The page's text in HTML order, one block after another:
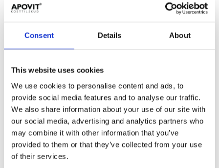
Consent Details About
This website uses cookies
We use cookies to personalise content and ads, to
provide social media features and to analyse our traffic.
We also share information about your use of our site with
our social media, advertising and analytics partners who
may combine it with other information that you’ve
provided to them or that they’ve collected from your use
of their services.
Immunforsvar
Vitamin A bidrager til immunsystemets normale funktion.
Syn